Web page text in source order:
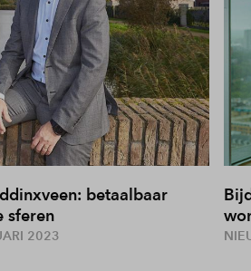
betaalbaar
sferen
2023